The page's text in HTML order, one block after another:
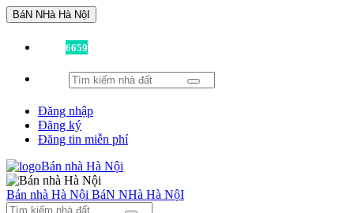
BáN NHà Hà NộI
6659
Đăng nhập
Đăng ký
Đăng tin miễn phí
Bán nhà Hà Nội BáN NHà Hà NộI